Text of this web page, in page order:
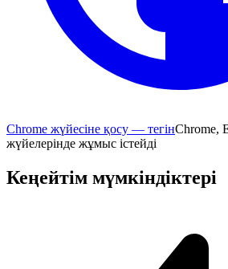
Chrome жүйесіне қосу — тегінChrome,
жүйелерінде жұмыс істейді
Кеңейтім мүмкіндіктері